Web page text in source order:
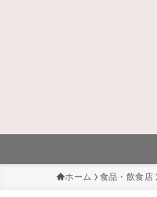
ホーム 食品・飲食店